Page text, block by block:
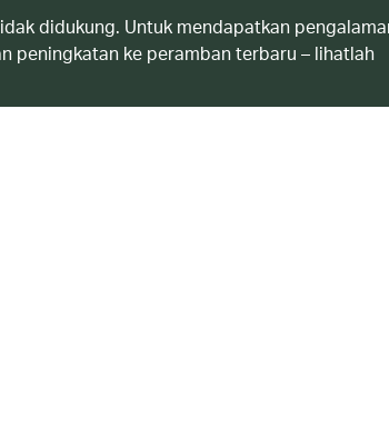
didukung. Untuk mendapatkan
peningkatan ke peramban terbaru – lihatlah